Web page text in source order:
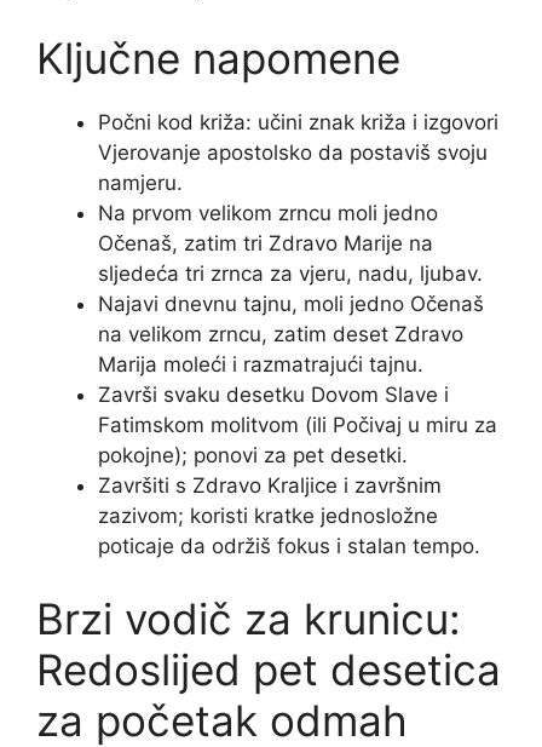
Ključne napomene
Počni kod križa: učini znak križa i izgovori
Vjerovanje apostolsko da postaviš svoju
namjeru.
Na prvom velikom zrncu moli jedno
Očenaš, zatim tri Zdravo Marije na
sljedeća tri zrnca za vjeru, nadu, ljubav.
Najavi dnevnu tajnu, moli jedno Očenaš
na velikom zrncu, zatim deset Zdravo
Marija moleći i razmatrajući tajnu.
Završi svaku desetku Dovom Slave i
Fatimskom molitvom (ili Počivaj u miru za
pokojne); ponovi za pet desetki.
Završiti s Zdravo Kraljice i završnim
zazivom; koristi kratke jednosložne
poticaje da održiš fokus i stalan tempo.
Brzi vodič za krunicu:
Redoslijed pet desetica
za početak odmah